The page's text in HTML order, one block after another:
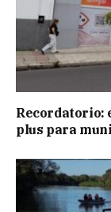
Recordatorio:
plus para